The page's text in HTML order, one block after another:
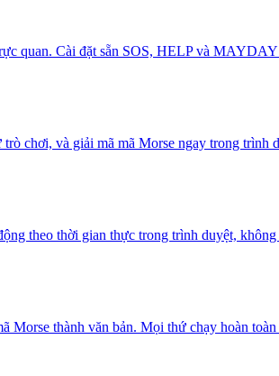
quan. Cài đặt sẵn SOS, HELP và
chơi, và giải mã mã Morse ngay trong trình
theo thời gian thực trong trình duyệt, không
Morse thành văn bản. Mọi thứ chạy hoàn